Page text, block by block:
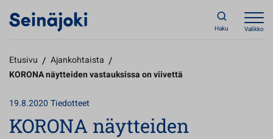
Haku Valikko
Etusivu / Ajankohtaista /
KORONA näytteiden vastauksissa on viivettä
19.8.2020 Tiedotteet
KORONA näytteiden